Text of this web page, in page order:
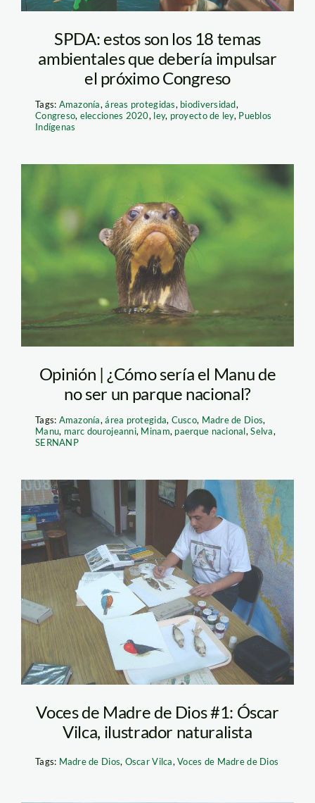
SPDA: estos son los 18 temas
ambientales que debería impulsar
el próximo Congreso
Tags: Amazonía,áreas protegidas, biodiversidad,
Congreso, elecciones 2020, ley, proyecto de ley, Pueblos
Indígenas
Diablo-(lobo-de-río)-
Charlie-Hamilton
Opinión | ¿Cómo sería el Manu de
no ser un parque nacional?
Tags: Amazonía,área protegida, Cusco, Madre de Dios,
Manu, marc dourojeanni, Minam, paerque nacional,Selva,
SERNANP
Voces de Madre de Dios #1: Óscar
Vilca, ilustrador naturalista
Tags: Madre de Dios, Oscar Vilca,Voces de Madre de Dios